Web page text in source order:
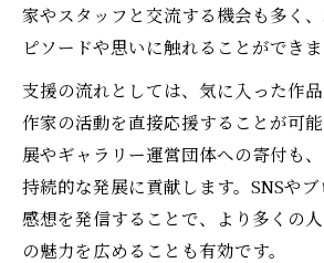
家やスタッフと交流する機会も多く
ピソードや思いに触れることができま
支援の流れとしては、気に入った作品
作家の活動を直接応援することが可
展やギャラリー運営団体への寄付も
持続的な発展に貢献します。SNSや
感想を発信することで、より多くの
の魅力を広めることも有効です。